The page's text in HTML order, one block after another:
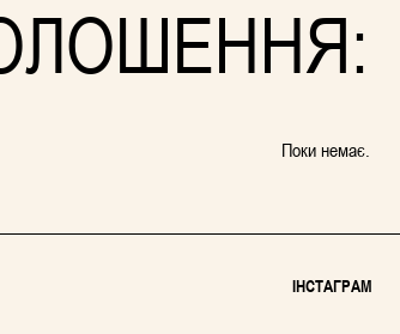
Поки немає.
ІНСТАГРАМ